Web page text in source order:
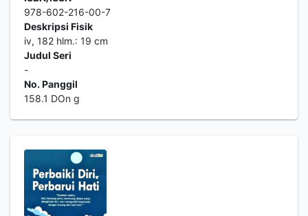
978-602-216-00-7
Deskripsi Fisik
iv, 182 hlm.: 19 cm
Judul Seri
-
No. Panggil
158.1 DOn g